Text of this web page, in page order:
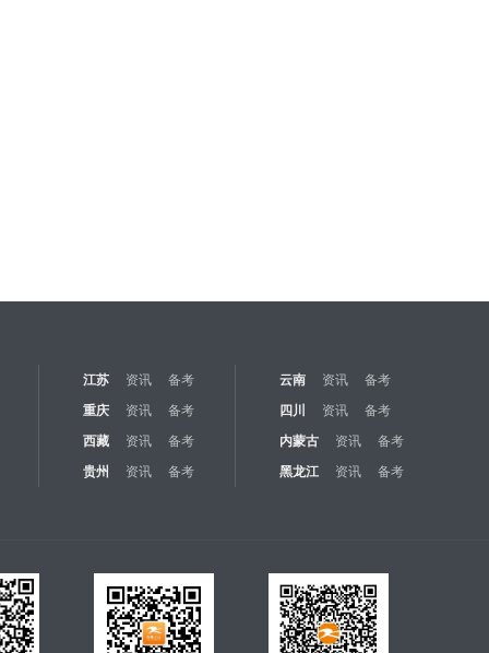
江苏 资讯 备考 云南 资讯
备考
重庆
资讯 备考 四川 资讯
备考
西藏
资讯 备考 内蒙古 资讯
备考
贵州
资讯 备考 黑龙江 资讯 备考